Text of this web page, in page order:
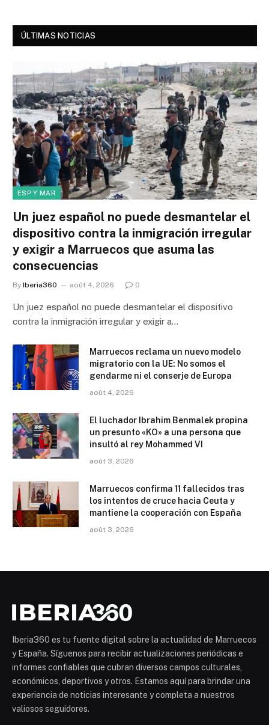
ÚLTIMAS NOTICIAS
ESP Y MAR
Un juez español no puede desmantelar el
dispositivo contra la inmigración irregular
y exigir a Marruecos que asuma las
consecuencias
By Iberia360 août 4, 2026 0
Un juez español no puede desmantelar el dispositivo
contra la inmigración irregular y exigir a…
Marruecos reclama un nuevo modelo
migratorio con la UE: No somos el
gendarme ni el conserje de Europa
août 4, 2026
El luchador Ibrahim Benmalek propina
un presunto «KO» a una persona que
insultó al rey Mohammed VI
août 3, 2026
Marruecos confirma 11 fallecidos tras
los intentos de cruce hacia Ceuta y
mantiene la cooperación con España
août 3, 2026
Iberia360 es tu fuente digital sobre la actualidad de Marruecos
y España. Síguenos para recibir actualizaciones periódicas e
informes confiables que cubran diversos campos culturales,
económicos, deportivos y otros. Estamos aquí para brindar una
experiencia de noticias interesante y completa a nuestros
valiosos seguidores.